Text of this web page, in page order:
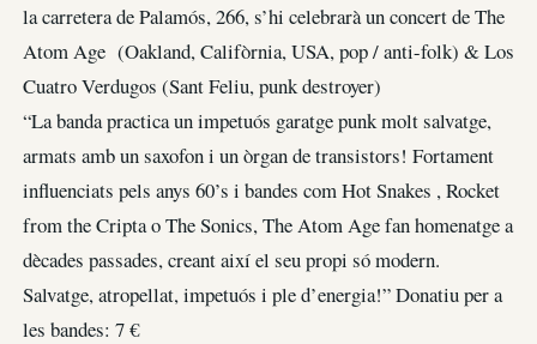
la carretera de Palamós, 266, s’hi celebrarà un concert de The
Atom Age (Oakland, Califòrnia, USA, pop / anti-folk) & Los
Cuatro Verdugos (Sant Feliu, punk destroyer)
“La banda practica un impetuós garatge punk molt salvatge,
armats amb un saxofon i un òrgan de transistors! Fortament
influenciats pels anys 60’s i bandes com Hot Snakes , Rocket
from the Cripta o The Sonics, The Atom Age fan homenatge a
dècades passades, creant així el seu propi só modern.
Salvatge, atropellat, impetuós i ple d’energia!” Donatiu per a
les bandes: 7 €